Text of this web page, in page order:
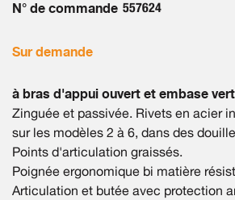
N° de commande 557624
Sur demande
à bras d'appui ouvert et embase
Zinguée et passivée. Rivets en acier
sur les modèles 2 à 6, dans des
Points d'articulation graissés.
Poignée ergonomique bi matière
Articulation et butée avec protection